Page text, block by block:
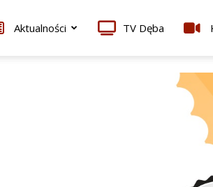
Aktualności TV Dęba